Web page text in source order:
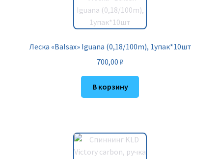
Леска «Balsax» Iguana (0,18/100m), 1упак*10шт
700,00 ₽
В корзину